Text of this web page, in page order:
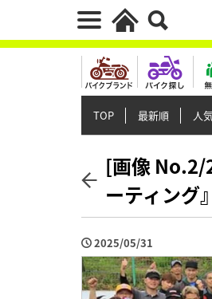
TOP 最新順 人
[画像 No.2/
ーティング
2025/05/31